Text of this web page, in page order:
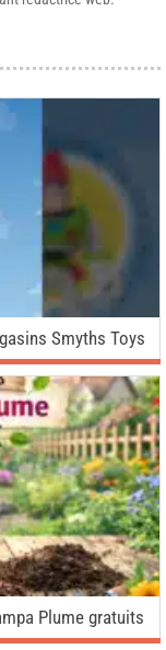
Smyths Toys
Plume gratuits